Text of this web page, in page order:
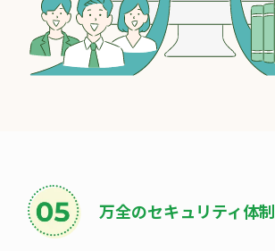
万全のセキュリティ体制